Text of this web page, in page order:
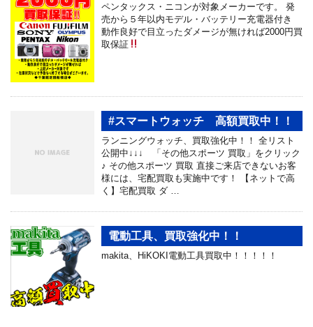
ペンタックス・ニコンが対象メーカーです。 発
売から５年以内モデル・バッテリー充電器付き
動作良好で目立ったダメージが無ければ2000円買
取保証
#スマートウォッチ 高額買取中！！
ランニングウォッチ、買取強化中！！ 全リスト
公開中↓↓↓ 「その他スポーツ 買取」をクリック
♪ その他スポーツ 買取 直接ご来店できないお客
様には、宅配買取も実施中です！ 【ネットで高
く】宅配買取 ダ …
電動工具、買取強化中！！
makita、HiKOKI電動工具買取中！！！！！